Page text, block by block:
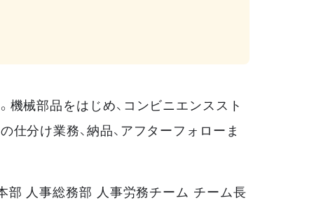
機械部品をはじめ、コンビニエンススト
分け業務、納品、アフターフォローま
部 人事総務部 人事労務チーム チーム長